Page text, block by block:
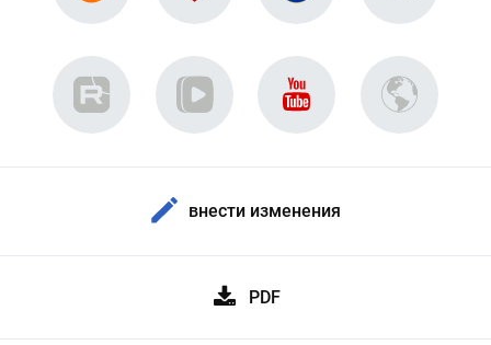
внести изменения
PDF